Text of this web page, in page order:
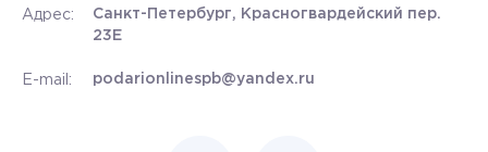
Адрес:
Санкт-Петербург, Красногвардейский пер.
23Е
E-mail: podarionlinespb@yandex.ru